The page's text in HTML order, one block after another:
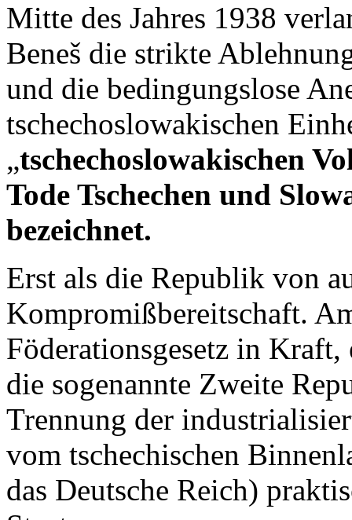
Mitte des Jahres 1938
Beneš die strikte
und die bedingungslose
tschechoslowakischen
„tschechoslowakischen
Tode Tschechen und
bezeichnet.
Erst als die Republik von
Kompromißbereitschaft.
Föderationsgesetz in Kraft,
die sogenannte Zweite
Trennung der
vom tschechischen
das Deutsche Reich)